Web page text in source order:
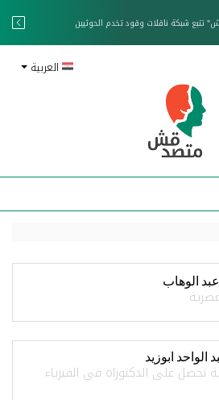
تتبع شبكة ناقلات وقود تخدم الحوثيين
العربية
الوهاب
الواحد ابوزيد
تحصل على الدكتوراه في الفيزياء